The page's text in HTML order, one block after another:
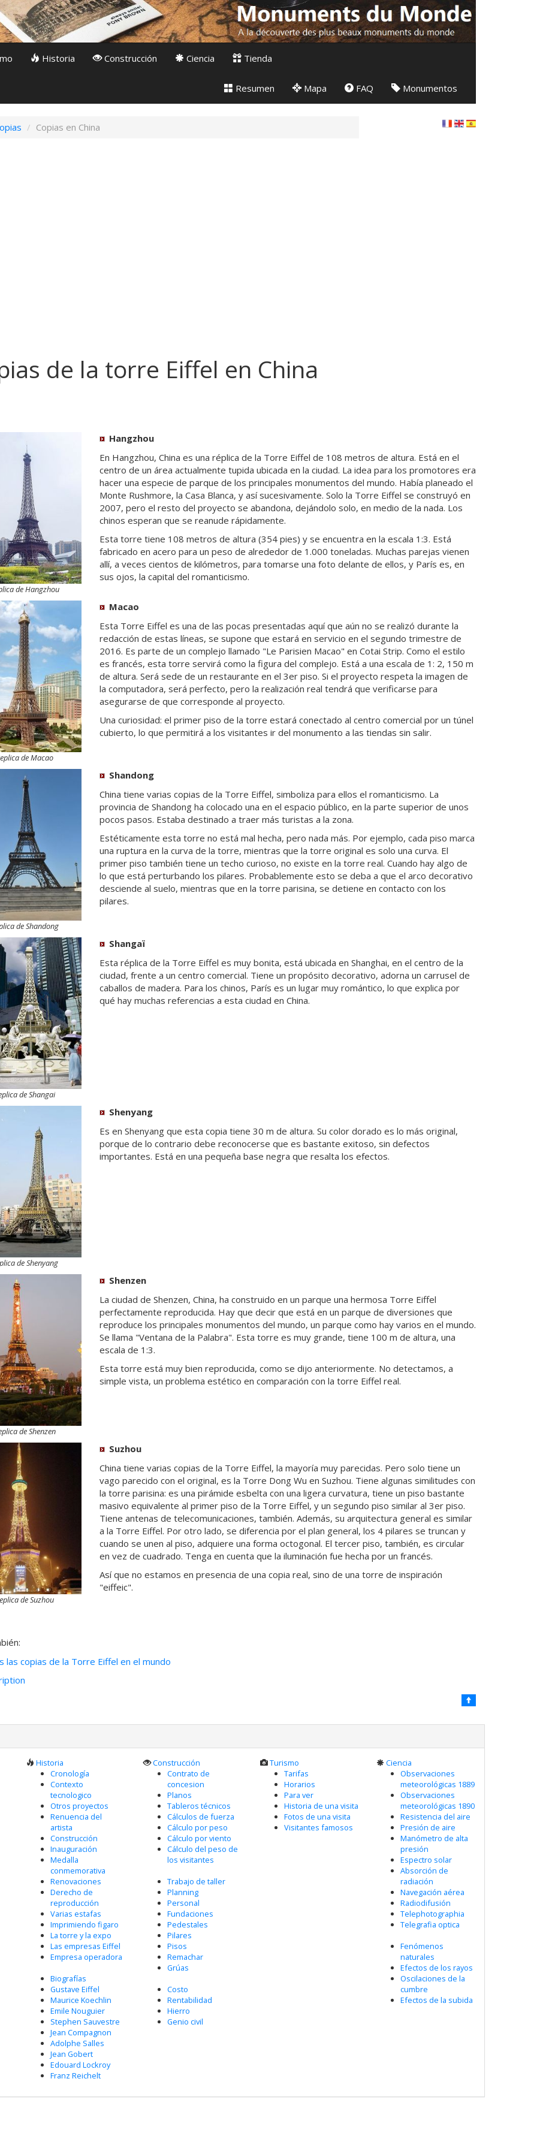
Historia Construcción Ciencia Tienda
Resumen Mapa FAQ Monumentos
Copias en China
de la torre Eiffel en China
de Hangzhou
Hangzhou
En Hangzhou, China es una réplica de la Torre Eiffel de 108 metros de altura. Está en el
centro de un área actualmente tupida ubicada en la ciudad. La idea para los promotores era
hacer una especie de parque de los principales monumentos del mundo. Había planeado el
Monte Rushmore, la Casa Blanca, y así sucesivamente. Solo la Torre Eiffel se construyó en
2007, pero el resto del proyecto se abandona, dejándolo solo, en medio de la nada. Los
chinos esperan que se reanude rápidamente.
Esta torre tiene 108 metros de altura (354 pies) y se encuentra en la escala 1:3. Está
fabricado en acero para un peso de alrededor de 1.000 toneladas. Muchas parejas vienen
allí, a veces cientos de kilómetros, para tomarse una foto delante de ellos, y París es, en
sus ojos, la capital del romanticismo.
de Macao
Macao
Esta Torre Eiffel es una de las pocas presentadas aquí que aún no se realizó durante la
redacción de estas líneas, se supone que estará en servicio en el segundo trimestre de
2016. Es parte de un complejo llamado "Le Parisien Macao" en Cotai Strip. Como el estilo
es francés, esta torre servirá como la figura del complejo. Está a una escala de 1: 2, 150 m
de altura. Será sede de un restaurante en el 3er piso. Si el proyecto respeta la imagen de
la computadora, será perfecto, pero la realización real tendrá que verificarse para
asegurarse de que corresponde al proyecto.
Una curiosidad: el primer piso de la torre estará conectado al centro comercial por un túnel
cubierto, lo que permitirá a los visitantes ir del monumento a las tiendas sin salir.
de Shandong
Shandong
China tiene varias copias de la Torre Eiffel, simboliza para ellos el romanticismo. La
provincia de Shandong ha colocado una en el espacio público, en la parte superior de unos
pocos pasos. Estaba destinado a traer más turistas a la zona.
Estéticamente esta torre no está mal hecha, pero nada más. Por ejemplo, cada piso marca
una ruptura en la curva de la torre, mientras que la torre original es solo una curva. El
primer piso también tiene un techo curioso, no existe en la torre real. Cuando hay algo de
lo que está perturbando los pilares. Probablemente esto se deba a que el arco decorativo
desciende al suelo, mientras que en la torre parisina, se detiene en contacto con los
pilares.
de Shangai
Shangaï
Esta réplica de la Torre Eiffel es muy bonita, está ubicada en Shanghai, en el centro de la
ciudad, frente a un centro comercial. Tiene un propósito decorativo, adorna un carrusel de
caballos de madera. Para los chinos, París es un lugar muy romántico, lo que explica por
qué hay muchas referencias a esta ciudad en China.
de Shenyang
Shenyang
Es en Shenyang que esta copia tiene 30 m de altura. Su color dorado es lo más original,
porque de lo contrario debe reconocerse que es bastante exitoso, sin defectos
importantes. Está en una pequeña base negra que resalta los efectos.
de Shenzen
Shenzen
La ciudad de Shenzen, China, ha construido en un parque una hermosa Torre Eiffel
perfectamente reproducida. Hay que decir que está en un parque de diversiones que
reproduce los principales monumentos del mundo, un parque como hay varios en el mundo.
Se llama "Ventana de la Palabra". Esta torre es muy grande, tiene 100 m de altura, una
escala de 1:3.
Esta torre está muy bien reproducida, como se dijo anteriormente. No detectamos, a
simple vista, un problema estético en comparación con la torre Eiffel real.
de Suzhou
Suzhou
China tiene varias copias de la Torre Eiffel, la mayoría muy parecidas. Pero solo tiene un
vago parecido con el original, es la Torre Dong Wu en Suzhou. Tiene algunas similitudes con
la torre parisina: es una pirámide esbelta con una ligera curvatura, tiene un piso bastante
masivo equivalente al primer piso de la Torre Eiffel, y un segundo piso similar al 3er piso.
Tiene antenas de telecomunicaciones, también. Además, su arquitectura general es similar
a la Torre Eiffel. Por otro lado, se diferencia por el plan general, los 4 pilares se truncan y
cuando se unen al piso, adquiere una forma octogonal. El tercer piso, también, es circular
en vez de cuadrado. Tenga en cuenta que la iluminación fue hecha por un francés.
Así que no estamos en presencia de una copia real, sino de una torre de inspiración
"eiffeic".
las copias de la Torre Eiffel en el mundo
Historia
Cronología
Contexto
tecnologico
Otros proyectos
Renuencia del
artista
Construcción
Inauguración
Medalla
conmemorativa
Renovaciones
Derecho de
reproducción
Varias estafas
Imprimiendo figaro
La torre y la expo
Las empresas Eiffel
Empresa operadora
Biografías
Gustave Eiffel
Maurice Koechlin
Emile Nouguier
Stephen Sauvestre
Jean Compagnon
Adolphe Salles
Jean Gobert
Edouard Lockroy
Franz Reichelt
Construcción
Contrato de
concesion
Planos
Tableros técnicos
Cálculos de fuerza
Cálculo por peso
Cálculo por viento
Cálculo del peso de
los visitantes
Trabajo de taller
Planning
Personal
Fundaciones
Pedestales
Pilares
Pisos
Remachar
Grúas
Costo
Rentabilidad
Hierro
Genio civil
Turismo
Tarifas
Horarios
Para ver
Historia de una visita
Fotos de una visita
Visitantes famosos
Ciencia
Observaciones
meteorológicas 1889
Observaciones
meteorológicas 1890
Resistencia del aire
Presión de aire
Manómetro de alta
presión
Espectro solar
Absorción de
radiación
Navegación aérea
Radiodifusión
Telephotographia
Telegrafia optica
Fenómenos
naturales
Efectos de los rayos
Oscilaciones de la
cumbre
Efectos de la subida